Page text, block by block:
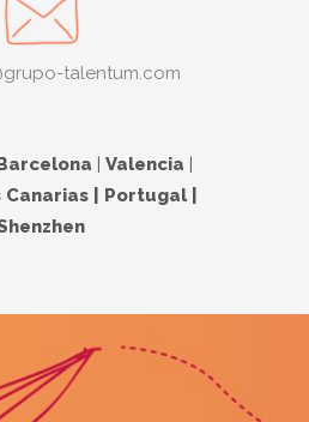
talentum.com
| Valencia |
Canarias | Portugal |